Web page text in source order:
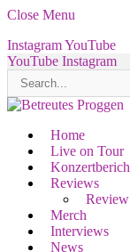
Close Menu
InstagramYouTube
YouTube Instagram
Home
Live on Tour
Reviews
Merch
Interviews
News